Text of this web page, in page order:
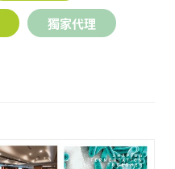
獨家代理